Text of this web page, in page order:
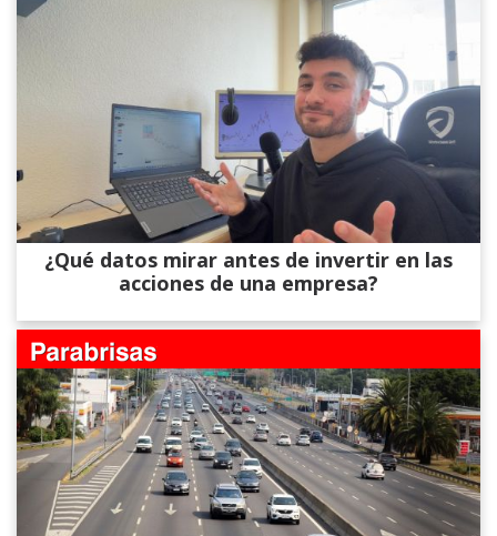
¿Qué datos mirar antes de invertir en las
acciones de una empresa?